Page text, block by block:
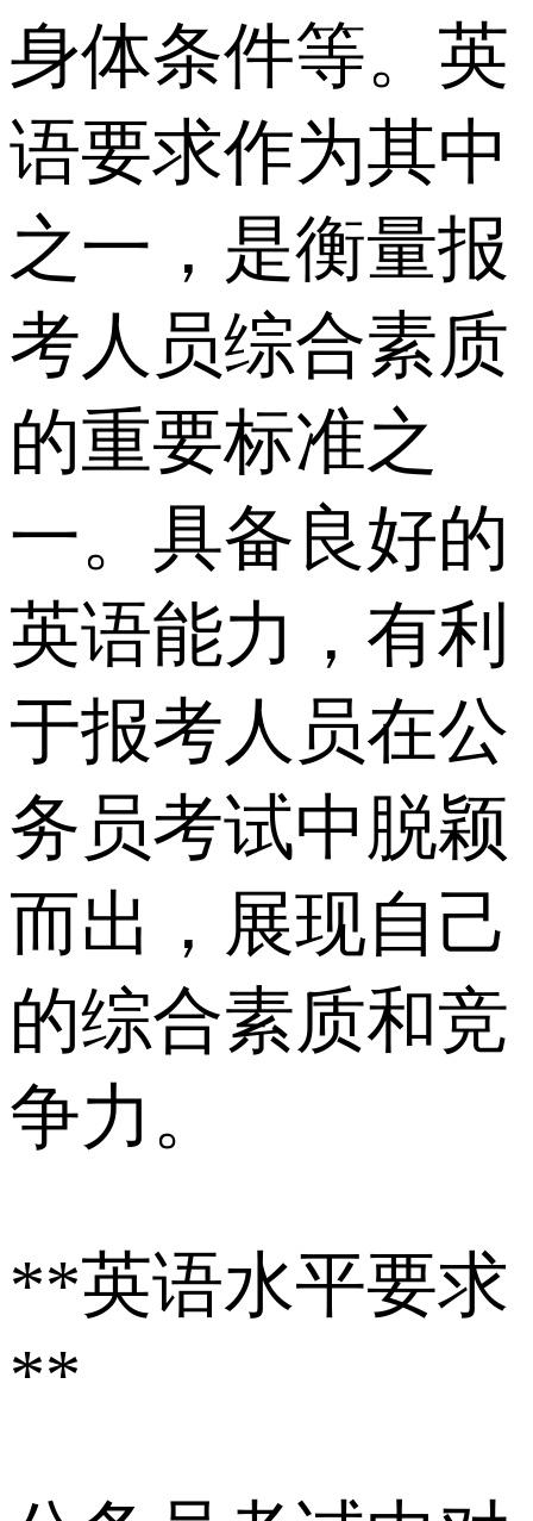
身体条件等。英
语要求作为其中
之一，是衡量报
考人员综合素质
的重要标准之
一。具备良好的
英语能力，有利
于报考人员在公
务员考试中脱颖
而出，展现自己
的综合素质和竞
争力。
**英语水平要求
**